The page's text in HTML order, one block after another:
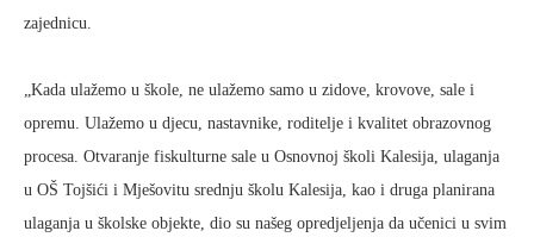
zajednicu.
„Kada ulažemo u škole, ne ulažemo samo u zidove, krovove, sale i
opremu. Ulažemo u djecu, nastavnike, roditelje i kvalitet obrazovnog
procesa. Otvaranje fiskulturne sale u Osnovnoj školi Kalesija, ulaganja
u OŠ Tojšići i Mješovitu srednju školu Kalesija, kao i druga planirana
ulaganja u školske objekte, dio su našeg opredjeljenja da učenici u svim